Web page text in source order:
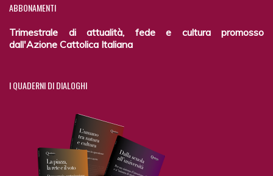
ABBONAMENTI
Trimestrale di attualità, fede e cultura promosso
dall'Azione Cattolica Italiana
IQUADERNI DI DIALOGHI